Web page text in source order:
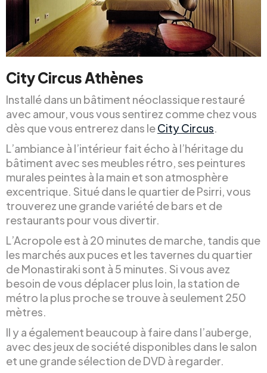
City Circus Athènes
Installé dans un bâtiment néoclassique restauré
avec amour, vous vous sentirez comme chez vous
dès que vous entrerez dans leCity Circus.
L’ambiance à l’intérieur fait écho à l’héritage du
bâtiment avec ses meubles rétro, ses peintures
murales peintes à la main et son atmosphère
excentrique. Situé dans le quartier de Psirri, vous
trouverez une grande variété de bars et de
restaurants pour vous divertir.
L’Acropole est à 20 minutes de marche, tandis que
les marchés aux puces et les tavernes du quartier
de Monastiraki sont à 5 minutes. Si vous avez
besoin de vous déplacer plus loin, la station de
métro la plus proche se trouve à seulement 250
mètres.
Il y a également beaucoup à faire dans l’auberge,
avec des jeux de société disponibles dans le salon
et une grande sélection de DVD à regarder.